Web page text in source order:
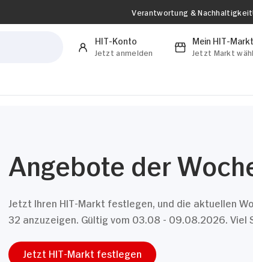
Verantwortung & Nachhaltigkeit
HIT-Konto
Jetzt anmelden
Mein HIT-Markt
Jetzt Markt
Angebote der
Jetzt Ihren HIT-Markt festlegen, und die aktuellen
32 anzuzeigen. Gültig vom 03.08 - 09.08.2026. Viel
Jetzt HIT-Markt festlegen